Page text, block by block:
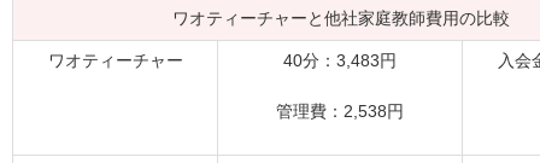
ワオティーチャーと他社家庭教師費用の比較
ワオティーチャー 40分：3,483円
管理費：2,538円
入会